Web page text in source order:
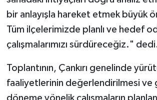
bir anlayışla hareket etmek büyük
Tüm ilçelerimizde planlı ve hedef
çalışmalarımızı sürdüreceğiz."
Toplantının, Çankırı genelinde
faaliyetlerinin değerlendirilmesi ve